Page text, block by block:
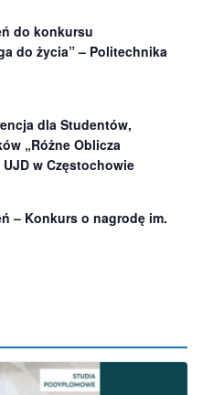
do konkursu
do życia” – Politechnika
dla Studentów,
„Różne Oblicza
w Częstochowie
– Konkurs o nagrodę im.